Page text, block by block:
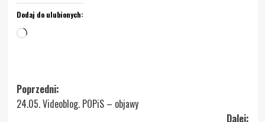
Dodaj do ulubionych:
Wczytywanie…
Zobacz
wpisy
Poprzedni:
24.05. Videoblog. POPiS – objawy
Dalej: